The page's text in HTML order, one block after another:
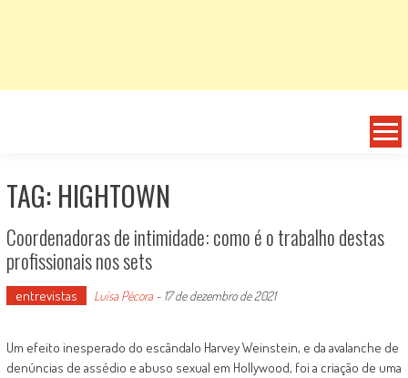
TAG: HIGHTOWN
Coordenadoras de intimidade: como é o trabalho destas
profissionais nos sets
entrevistas Luísa Pécora- 17 de dezembro de 2021
Um efeito inesperado do escândalo Harvey Weinstein, e da avalanche de
denúncias de assédio e abuso sexual em Hollywood, foi a criação de uma